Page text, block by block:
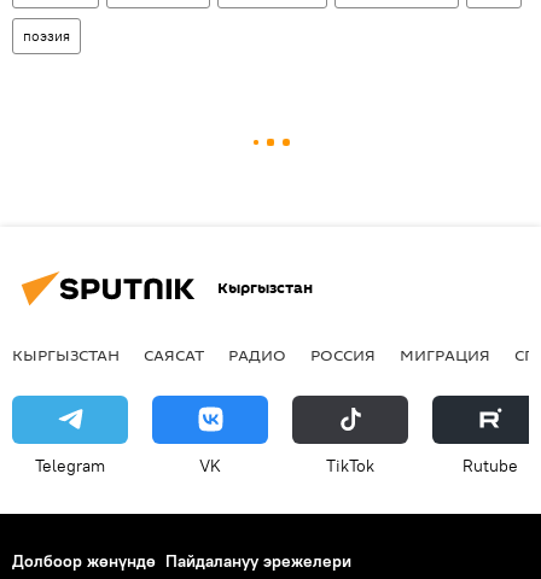
поэзия
Кыргызстан
КЫРГЫЗСТАН САЯСАТ РАДИО РОССИЯ МИГРАЦИЯ
Telegram VK ТikТоk Rutube
Долбоор жөнүндө Пайдалануу эрежелери